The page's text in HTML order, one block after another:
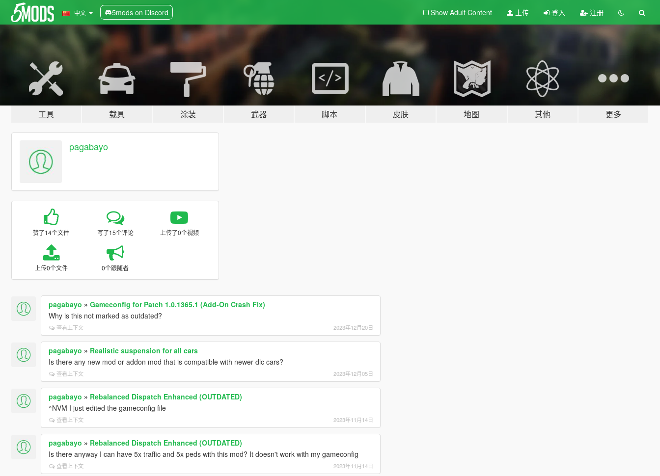
中文 5mods on Discord Show Adult Content 上传 登入 注册
工具 载具 涂装 武器 脚本 皮肤 地图 其他 更多
pagabayo
赞了14个文件 写了15个评论 上传了0个视频
上传0个文件 0个跟随者
pagabayo » Gameconfig for Patch 1.0.1365.1 (Add-On Crash Fix)
Why is this not marked as outdated?
查看上下文 2023年12月20日
pagabayo » Realistic suspension for all cars
Is there any new mod or addon mod that is compatible with newer dlc cars?
查看上下文 2023年12月05日
pagabayo » Rebalanced Dispatch Enhanced (OUTDATED)
^NVM I just edited the gameconfig file
查看上下文 2023年11月14日
pagabayo » Rebalanced Dispatch Enhanced (OUTDATED)
Is there anyway I can have 5x traffic and 5x peds with this mod? It doesn't work with my gameconfig
查看上下文 2023年11月14日